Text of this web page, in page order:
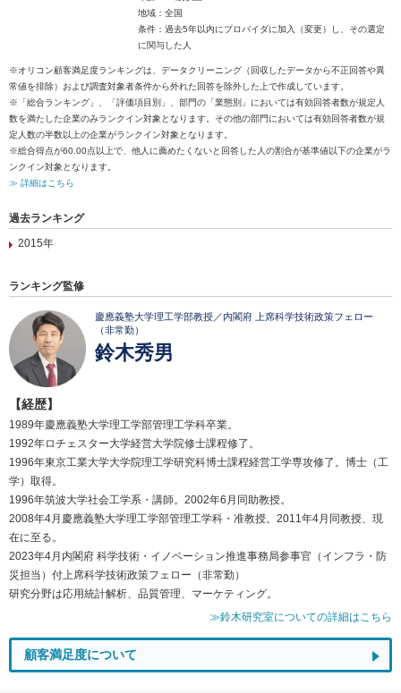
地域：全国
条件：過去5年以内にプロバイダに加入（変更）し、その選定
に関与した人
※オリコン顧客満足度ランキングは、データクリーニング（回収したデータから不正回答や異
常値を排除）および調査対象者条件から外れた回答を除外した上で作成しています。
※「総合ランキング」、「評価項目別」、部門の「業態別」においては有効回答者数が規定人
数を満たした企業のみランクイン対象となります。その他の部門においては有効回答者数が規
定人数の半数以上の企業がランクイン対象となります。
※総合得点が60.00点以上で、他人に薦めたくないと回答した人の割合が基準値以下の企業がラ
ンクイン対象となります。
≫ 詳細はこちら
過去ランキング
2015年
ランキング監修
慶應義塾大学理工学部教授／内閣府 上席科学技術政策フェロー
（非常勤）
鈴木秀男
【経歴】
1989年慶應義塾大学理工学部管理工学科卒業。
1992年ロチェスター大学経営大学院修士課程修了。
1996年東京工業大学大学院理工学研究科博士課程経営工学専攻修了。博士（工
学）取得。
1996年筑波大学社会工学系・講師。2002年6月同助教授。
2008年4月慶應義塾大学理工学部管理工学科・准教授。2011年4月同教授、現
在に至る。
2023年4月内閣府 科学技術・イノベーション推進事務局参事官（インフラ・防
災担当）付上席科学技術政策フェロー（非常勤）
研究分野は応用統計解析、品質管理、マーケティング。
≫鈴木研究室についての詳細はこちら
顧客満足度について